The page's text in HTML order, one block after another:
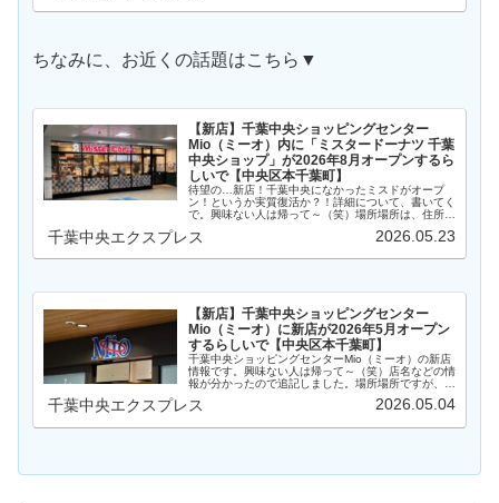
ちなみに、お近くの話題はこちら▼
【新店】千葉中央ショッピングセンター
Mio（ミーオ）内に「ミスタードーナツ 千葉
中央ショップ」が2026年8月オープンするら
しいで【中央区本千葉町】
待望の…新店！千葉中央になかったミスドがオープ
ン！というか実質復活か？！詳細について、書いてく
で。興味ない人は帰って～（笑）場所場所は、住所的
ーオ）」内！推測にはなりますが、おそらくは1階
千葉中央エクスプレス 2026.05.23
【新店】千葉中央ショッピングセンター
Mio（ミーオ）に新店が2026年5月オープン
するらしいで【中央区本千葉町】
千葉中央ショッピングセンターMio（ミーオ）の新店
情報です。興味ない人は帰って～（笑）店名などの情
報が分かったので追記しました。場所場所ですが、京
Mio（ミーオ）」内です。このMio（ミーオ）…
千葉中央エクスプレス 2026.05.04